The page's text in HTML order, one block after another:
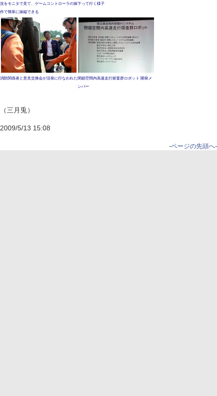
況をモニタで見て、ゲームコントローラの操
作で簡単に操縦できる
下って行く様子
消防関係者と意見交換会が活発に行なわれた 閉鎖空間内高速走行探査群ロボット 開発メ
ンバー
（三月兎）
2009/5/13 15:08
-ページの先頭へ-